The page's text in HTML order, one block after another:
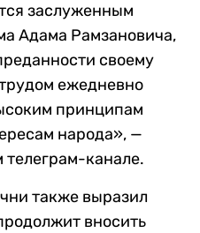
заслуженным
Адама Рамзановича,
своему
ежедневно
принципам
народа», —
телеграм-канале.
также выразил
вносить